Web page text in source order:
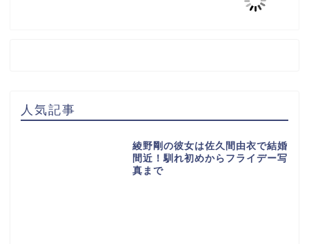
人気記事
綾野剛の彼女は佐久間由衣で結婚
間近！馴れ初めからフライデー写
真まで